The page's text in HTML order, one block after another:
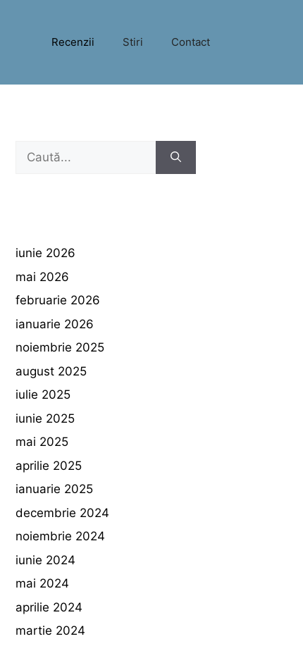
Recenzii Stiri Contact
Caută
iunie 2026
mai 2026
februarie 2026
ianuarie 2026
noiembrie 2025
august 2025
iulie 2025
iunie 2025
mai 2025
aprilie 2025
ianuarie 2025
decembrie 2024
noiembrie 2024
iunie 2024
mai 2024
aprilie 2024
martie 2024